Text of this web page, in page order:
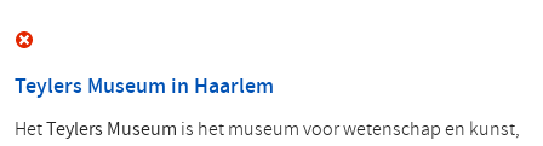
Teylers Museum in Haarlem
HetTeylers Museum is het museum voor wetenschap en kunst,